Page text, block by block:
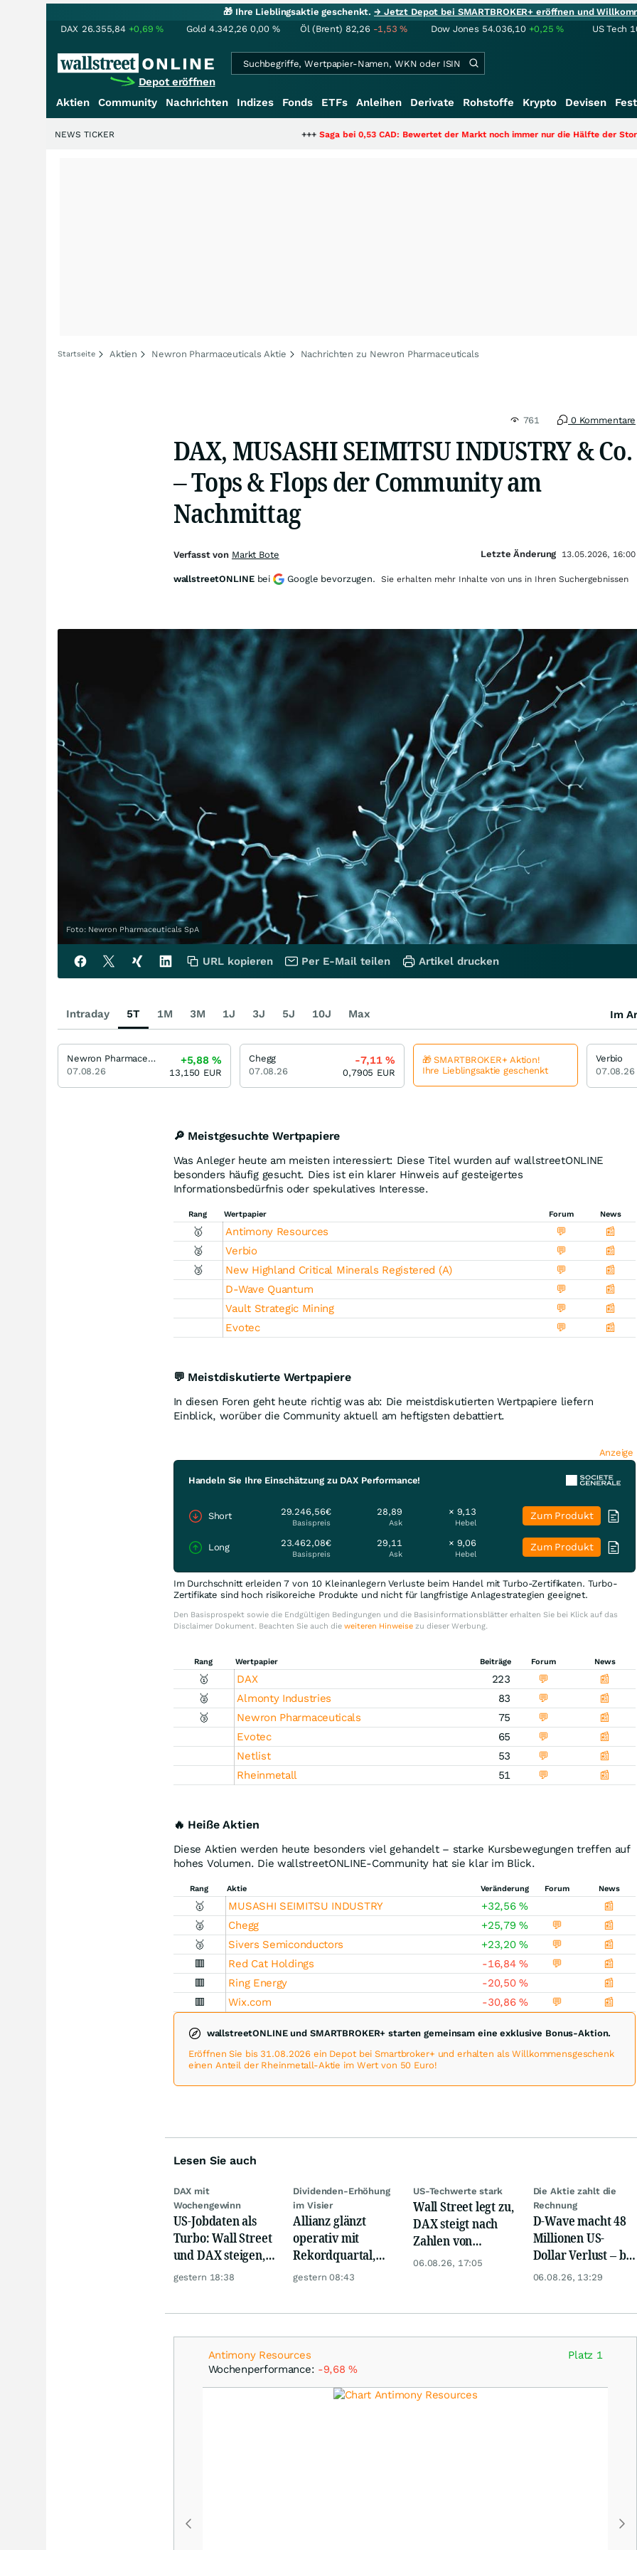
🎁 Ihre Lieblingsaktie geschenkt.→ Jetzt Depot bei SMARTBROKER+ eröffnen und
DAX 26.355,84 +0,69% Gold 4.342,26 0,00 % Öl (Brent) 82,26 -1,53% Dow Jones 54.036,10 +0,25% US Tech
Depot eröffnen
Aktien Community Nachrichten Indizes Fonds ETFs Anleihen Derivate Rohstoffe Krypto Devisen
Saga bei 0,53 CAD: Bewertet der Markt noch immer nur die Hälfte der Story? +++
NEWS TICKER
Startseite Aktien Newron Pharmaceuticals Aktie Nachrichten zu Newron Pharmaceuticals
761 0 Kommentare
DAX, MUSASHI SEIMITSU INDUSTRY & Co.
– Tops & Flops der Community am
Nachmittag
Foto: Newron Pharmaceuticals SpA
🔎 Meistgesuchte Wertpapiere
Was Anleger heute am meisten interessiert: Diese Titel wurden auf wallstreetONLINE
besonders häufig gesucht. Dies ist ein klarer Hinweis auf gesteigertes
Informationsbedürfnis oder spekulatives Interesse.
Rang Wertpapier Forum News
🥇 Antimony Resources 💬
📰
🥈
Verbio 💬
📰
🥉
New Highland Critical Minerals Registered (A) 💬
📰
D-Wave Quantum
💬
📰
Vault Strategic Mining
💬
📰
Evotec
💬 📰
💬 Meistdiskutierte Wertpapiere
In diesen Foren geht heute richtig was ab: Die meistdiskutierten Wertpapiere liefern
Einblick, worüber die Community aktuell am heftigsten debattiert.
Anzeige
Handeln Sie Ihre Einschätzung zu DAX Performance!
Short 29.246,56€
Basispreis
28,89
Ask
× 9,13
Hebel
Zum Produkt
Long 23.462,08€
Basispreis
29,11
Ask
× 9,06
Hebel
Zum Produkt
Im Durchschnitt erleiden 7 von 10 Kleinanlegern Verluste beim Handel mit Turbo-Zertifikaten. Turbo-
Zertifikate sind hoch risikoreiche Produkte und nicht für langfristige Anlagestrategien geeignet.
Den Basisprospekt sowie die Endgültigen Bedingungen und die Basisinformationsblätter erhalten Sie bei Klick auf das
Disclaimer Dokument. Beachten Sie auch die weiteren Hinweisezu dieser Werbung.
Rang Wertpapier Beiträge Forum News
🥇 DAX 223 💬
📰
🥈
Almonty Industries 83 💬
📰
🥉
Newron Pharmaceuticals 75 💬
📰
Evotec
65 💬
📰
Netlist
53 💬
📰
Rheinmetall
51 💬 📰
🔥 Heiße Aktien
Diese Aktien werden heute besonders viel gehandelt – starke Kursbewegungen treffen auf
hohes Volumen. Die wallstreetONLINE-Community hat sie klar im Blick.
Rang Aktie Veränderung Forum News
🥇 MUSASHI SEIMITSU INDUSTRY +32,56%
📰
🥈
Chegg +25,79% 💬
📰
🥉
Sivers Semiconductors +23,20% 💬
📰
🟥
Red Cat Holdings -16,84% 💬
📰
🟥
Ring Energy -20,50%
📰
🟥
Wix.com -30,86% 💬 📰
wallstreetONLINE und SMARTBROKER+ starten gemeinsam eine exklusive Bonus-Aktion.
Eröffnen Sie bis 31.08.2026 ein Depot bei Smartbroker+ und erhalten als Willkommensgeschenk
einen Anteil der Rheinmetall-Aktie im Wert von 50 Euro!
Lesen Sie auch
DAX mit
Wochengewinn
US-Jobdaten als
Turbo: Wall Street
und DAX steigen,
Gold glänzt
gestern 18:38
Dividenden-Erhöhung
im Visier
Allianz glänzt
operativ mit
Rekordquartal,
doch KI-Kosten
gestern 08:43
US-Techwerte stark
Wall Street legt zu,
DAX steigt nach
Zahlen von
Telekom, Henkel
06.08.26, 17:05
Die Aktie zahlt die
Rechnung
D-Wave macht 48
Millionen US-
Dollar Verlust – bei
nur 3,1 Millionen
06.08.26, 13:29
Antimony Resources
Wochenperformance: -9,68%
Platz 1
Verfasst von Markt Bote Letzte Änderung 13.05.2026, 16:00
wallstreetONLINE bei Google bevorzugen. Sie erhalten mehr Inhalte von uns in Ihren Suchergebnissen
URL kopieren Per E-Mail teilen Artikel drucken
Intraday 5T 1M 3M 1J 3J 5J 10J Max Im
Newron Pharmaceuticals
07.08.26
+5,88%
13,150 EUR
Chegg
07.08.26
-7,11%
0,7905 EUR
🎁 SMARTBROKER+ Aktion!
Ihre Lieblingsaktie geschenkt
Verbio
07.08.26